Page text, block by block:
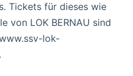
Tickets für dieses wie
von LOK BERNAU sind
lok-